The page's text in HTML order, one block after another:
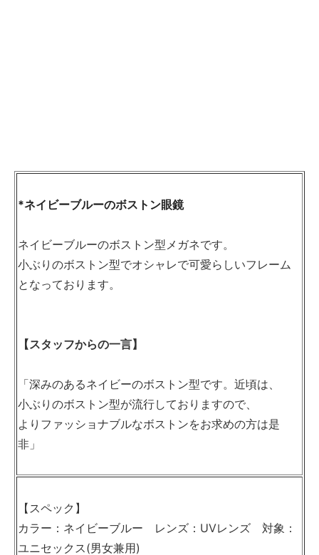
*ネイビーブルーのボストン眼鏡
ネイビーブルーのボストン型メガネです。
小ぶりのボストン型でオシャレで可愛らしいフレーム
となっております。
【スタッフからの一言】
「深みのあるネイビーのボストン型です。近頃は、
小ぶりのボストン型が流行しておりますので、
よりファッショナブルなボストンをお求めの方は是
非」
【スペック】
カラー：ネイビーブルー レンズ：UVレンズ 対象：
ユニセックス(男女兼用)